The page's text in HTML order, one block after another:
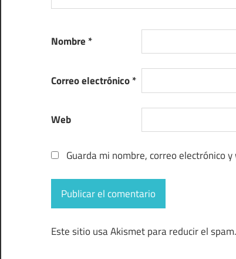
Nombre *
Correo electrónico*
Web
Guarda mi nombre, correo electrónico
Este sitio usa Akismet para reducir el spam.